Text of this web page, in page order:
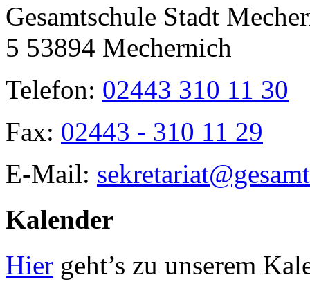
Gesamtschule Stadt
5 53894 Mechernich
Telefon: 02443 310 11 30
Fax: 02443 - 310 11 29
E-Mail:
Kalender
Hier geht’s zu unserem